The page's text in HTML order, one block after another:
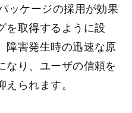
ッケージの採用が効果
を取得するように設
障害発生時の迅速な原
なり、ユーザの信頼を
られます。